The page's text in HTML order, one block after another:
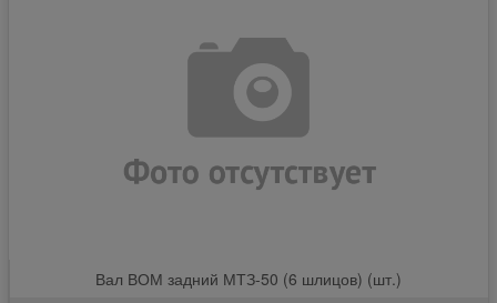
Вал ВОМ задний МТЗ-50 (6 шлицов) (шт.)